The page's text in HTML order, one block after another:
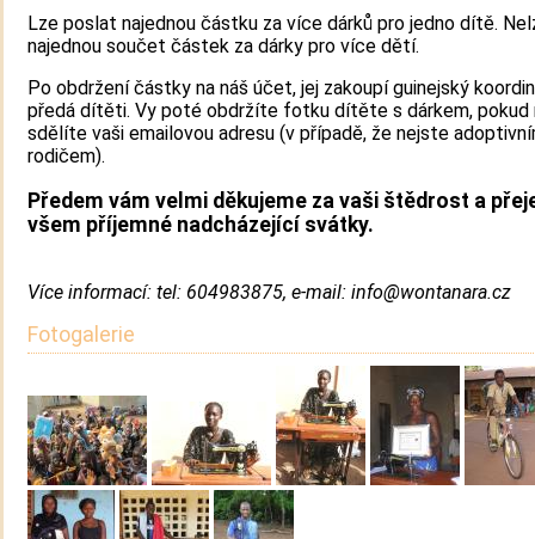
Lze poslat najednou částku za více dárků pro jedno dítě.
najednou součet částek za dárky pro více dětí.
Po obdržení částky na náš účet, jej zakoupí guinejský
předá dítěti. Vy poté obdržíte fotku dítěte s dárkem, pokud
sdělíte vaši emailovou adresu (v případě, že nejste
rodičem).
Předem vám velmi děkujeme za vaši štědrost a
všem příjemné nadcházející svátky.
Více informací: tel: 604983875, e-mail: info@wontanara.cz
Fotogalerie